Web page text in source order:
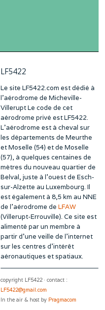
LF5422
Le site LF5422.com est dédié à
l’aérodrome de Micheville-
Villerupt Le code de cet
aérodrome privé est LF5422.
L’aérodrome est à cheval sur
les départements de Meurthe
et Moselle (54) et de Moselle
(57), à quelques centaines de
mètres du nouveau quartier de
Belval, juste à l’ouest de Esch-
sur-Alzette au Luxembourg. Il
est également à 8,5 km au NNE
de l’aérodrome de LFAW
(Villerupt-Errouville). Ce site est
alimenté par un membre à
partir d’une veille de l’internet
sur les centres d’intérêt
aéronautiques et spatiaux.
copyright LF5422 · contact :
LF5422@gmail.com
In the air & host by Pragmacom